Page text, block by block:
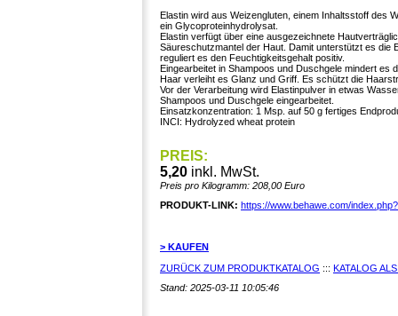
Elastin wird aus Weizengluten, einem Inhaltsstoff des
ein Glycoproteinhydrolysat.
Elastin verfügt über eine ausgezeichnete
Säureschutzmantel der Haut. Damit unterstützt es die
reguliert es den Feuchtigkeitsgehalt positiv.
Eingearbeitet in Shampoos und Duschgele mindert es
Haar verleiht es Glanz und Griff. Es schützt die
Vor der Verarbeitung wird Elastinpulver in etwas
Shampoos und Duschgele eingearbeitet.
Einsatzkonzentration: 1 Msp. auf 50 g fertiges
INCI: Hydrolyzed wheat protein
PREIS:
5,20 inkl. MwSt.
Preis pro Kilogramm: 208,00 Euro
PRODUKT-LINK: https://www.behawe.com/
> KAUFEN
ZURÜCK ZUM PRODUKTKATALOG ::: KATALOG
Stand: 2025-03-11 10:05:46